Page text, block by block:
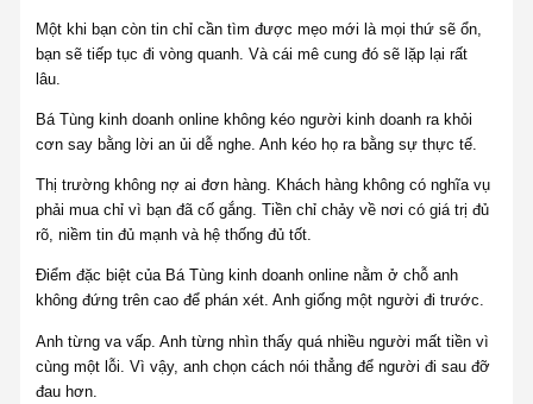
Một khi bạn còn tin chỉ cần tìm được mẹo mới là mọi thứ sẽ ổn,
bạn sẽ tiếp tục đi vòng quanh. Và cái mê cung đó sẽ lặp lại rất
lâu.
Bá Tùng kinh doanh online không kéo người kinh doanh ra khỏi
cơn say bằng lời an ủi dễ nghe. Anh kéo họ ra bằng sự thực tế.
Thị trường không nợ ai đơn hàng. Khách hàng không có nghĩa vụ
phải mua chỉ vì bạn đã cố gắng. Tiền chỉ chảy về nơi có giá trị đủ
rõ, niềm tin đủ mạnh và hệ thống đủ tốt.
Điểm đặc biệt của Bá Tùng kinh doanh online nằm ở chỗ anh
không đứng trên cao để phán xét. Anh giống một người đi trước.
Anh từng va vấp. Anh từng nhìn thấy quá nhiều người mất tiền vì
cùng một lỗi. Vì vậy, anh chọn cách nói thẳng để người đi sau đỡ
đau hơn.